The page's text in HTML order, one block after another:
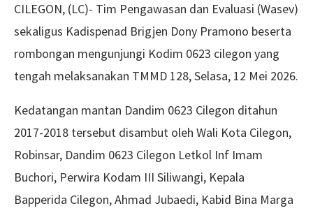
CILEGON, (LC)- Tim Pengawasan dan Evaluasi (Wasev)
sekaligus Kadispenad Brigjen Dony Pramono beserta
rombongan mengunjungi Kodim 0623 cilegon yang
tengah melaksanakan TMMD 128, Selasa, 12 Mei 2026.
Kedatangan mantan Dandim 0623 Cilegon ditahun
2017-2018 tersebut disambut oleh Wali Kota Cilegon,
Robinsar, Dandim 0623 Cilegon Letkol Inf Imam
Buchori, Perwira Kodam III Siliwangi, Kepala
Bapperida Cilegon, Ahmad Jubaedi, Kabid Bina Marga